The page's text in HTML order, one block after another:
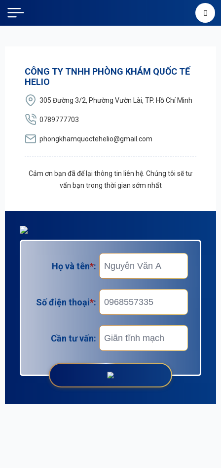
CÔNG TY TNHH PHÒNG KHÁM QUỐC TẾ
HELIO
305 Đường 3/2, Phường Vườn Lài, TP. Hồ Chí Minh
0789777703
phongkhamquoctehelio@gmail.com
Cảm ơn bạn đã để lại thông tin liên hệ. Chúng tôi sẽ tư
vấn bạn trong thời gian sớm nhất
Họ và tên*:
Số điện thoại*:
Cần tư vấn: